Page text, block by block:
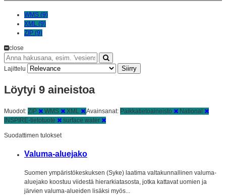
WMS (9)
XML (9)
ZIP (9)
close
Lajittelu Siirry
Löytyi 9 aineistoa
Muodot: ZIP WMS XML Avainsanat: Paikkatietoaineisto
National
INSPIRE-tietotuote
surface water
Suodattimen tulokset
Valuma-aluejako
Suomen ympäristökeskuksen (Syke) laatima valtakunnallinen valuma-
aluejako koostuu viidestä hierarkiatasosta, jotka kattavat uomien ja
järvien valuma-alueiden lisäksi myös...